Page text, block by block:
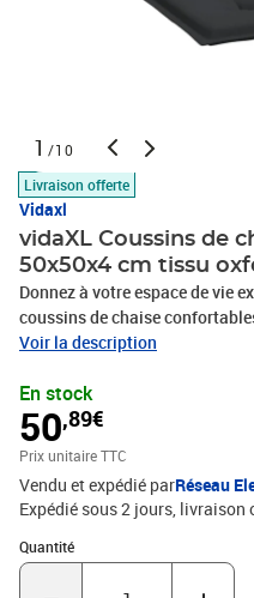
1 /10
Livraison offerte
Vidaxl
vidaXL Coussins de
50x50x4 cm tissu
Donnez à votre espace de vie
coussins de chaise
le tissu Oxford est léger,
respirant. Il est également
plis.Rembourrage doux : le
fibre de mousse pour un
coussin de chaise retrouve sa
utilisation.Large application :
adapté pour une utilisation en
jardin et de terrasse, mais
comme coussin de chaise
Voir la description
En stock
50,89€
Prix unitaire TTC
Vendu et expédié parRéseau
Expédié sous 2 jours livraison
Quantité
Quantité : 1